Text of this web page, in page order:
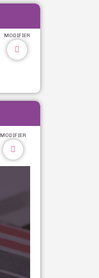
MODIFIER
MODIFIER